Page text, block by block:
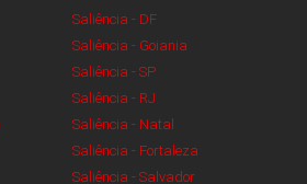
Saliência - DF
Saliência - Goiania
Saliência - SP
Saliência - RJ
Saliência - Natal
Saliência - Fortaleza
Saliência - Salvador